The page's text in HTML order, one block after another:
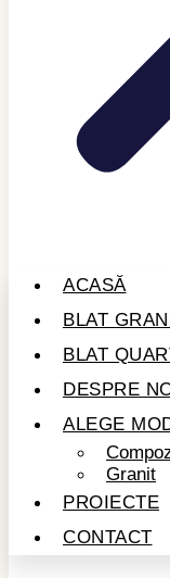
ACASĂ
BLAT
BLAT
DESPRE
ALEGE
Granit
PROIECTE
CONTACT